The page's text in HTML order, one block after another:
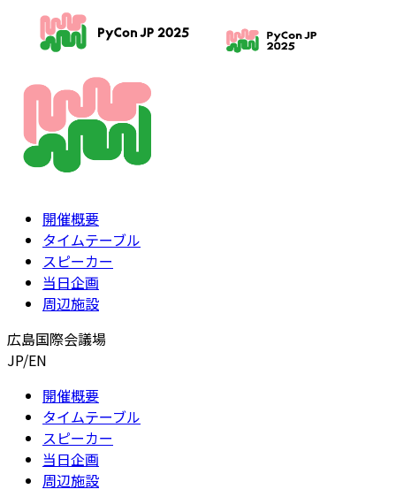
開催概要
タイムテーブル
スピーカー
当日企画
周辺施設
広島国際会議場
JP/EN
開催概要
タイムテーブル
スピーカー
当日企画
周辺施設